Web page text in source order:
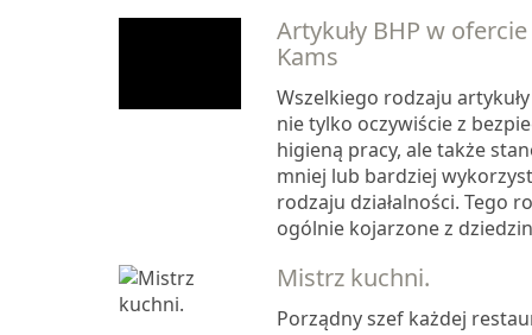
Artykuły BHP w
Kams
Wszelkiego rodzaju
nie tylko oczywiście z
higieną pracy, ale także
mniej lub bardziej
rodzaju działalności. Tego
ogólnie kojarzone z
Mistrz kuchni.
Porządny szef każdej